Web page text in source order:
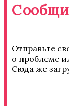
Отправьте
о проблеме
Сюда же